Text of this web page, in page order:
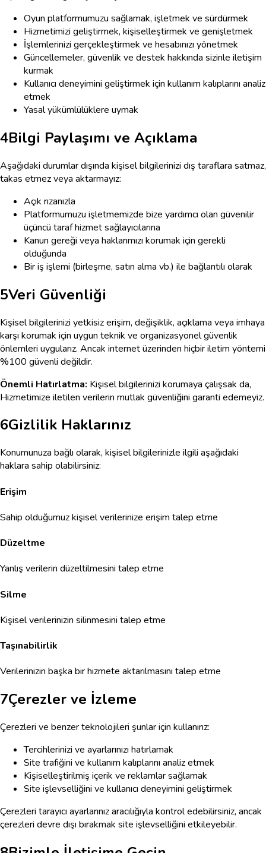
Oyun platformumuzu sağlamak, işletmek ve sürdürmek
Hizmetimizi geliştirmek, kişiselleştirmek ve genişletmek
İşlemlerinizi gerçekleştirmek ve hesabınızı yönetmek
Güncellemeler, güvenlik ve destek hakkında sizinle iletişim
kurmak
Kullanıcı deneyimini geliştirmek için kullanım kalıplarını analiz
etmek
Yasal yükümlülüklere uymak
4Bilgi Paylaşımı ve Açıklama
Aşağıdaki durumlar dışında kişisel bilgilerinizi dış taraflara satmaz,
takas etmez veya aktarmayız:
Açık rızanızla
Platformumuzu işletmemizde bize yardımcı olan güvenilir
üçüncü taraf hizmet sağlayıcılarına
Kanun gereği veya haklarımızı korumak için gerekli
olduğunda
Bir iş işlemi (birleşme, satın alma vb.) ile bağlantılı olarak
5Veri Güvenliği
Kişisel bilgilerinizi yetkisiz erişim, değişiklik, açıklama veya imhaya
karşı korumak için uygun teknik ve organizasyonel güvenlik
önlemleri uygularız. Ancak internet üzerinden hiçbir iletim yöntemi
%100 güvenli değildir.
Önemli Hatırlatma: Kişisel bilgilerinizi korumaya çalışsak da,
Hizmetimize iletilen verilerin mutlak güvenliğini garanti edemeyiz.
6Gizlilik Haklarınız
Konumunuza bağlı olarak, kişisel bilgilerinizle ilgili aşağıdaki
haklara sahip olabilirsiniz:
Erişim
Sahip olduğumuz kişisel verilerinize erişim talep etme
Düzeltme
Yanlış verilerin düzeltilmesini talep etme
Silme
Kişisel verilerinizin silinmesini talep etme
Taşınabilirlik
Verilerinizin başka bir hizmete aktarılmasını talep etme
7Çerezler ve İzleme
Çerezleri ve benzer teknolojileri şunlar için kullanırız:
Tercihlerinizi ve ayarlarınızı hatırlamak
Site trafiğini ve kullanım kalıplarını analiz etmek
Kişiselleştirilmiş içerik ve reklamlar sağlamak
Site işlevselliğini ve kullanıcı deneyimini geliştirmek
Çerezleri tarayıcı ayarlarınız aracılığıyla kontrol edebilirsiniz, ancak
çerezleri devre dışı bırakmak site işlevselliğini etkileyebilir.